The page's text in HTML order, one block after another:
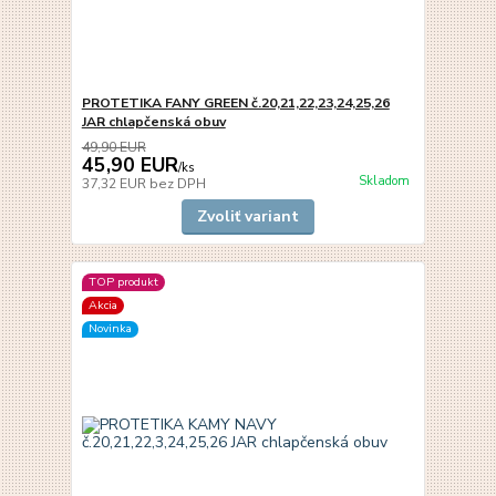
PROTETIKA FANY GREEN č.20,21,22,23,24,25,26
JAR chlapčenská obuv
49,90 EUR
45,90 EUR/ks
37,32 EUR bez DPH Skladom
Zvoliť variant
TOP produkt
Akcia
Novinka